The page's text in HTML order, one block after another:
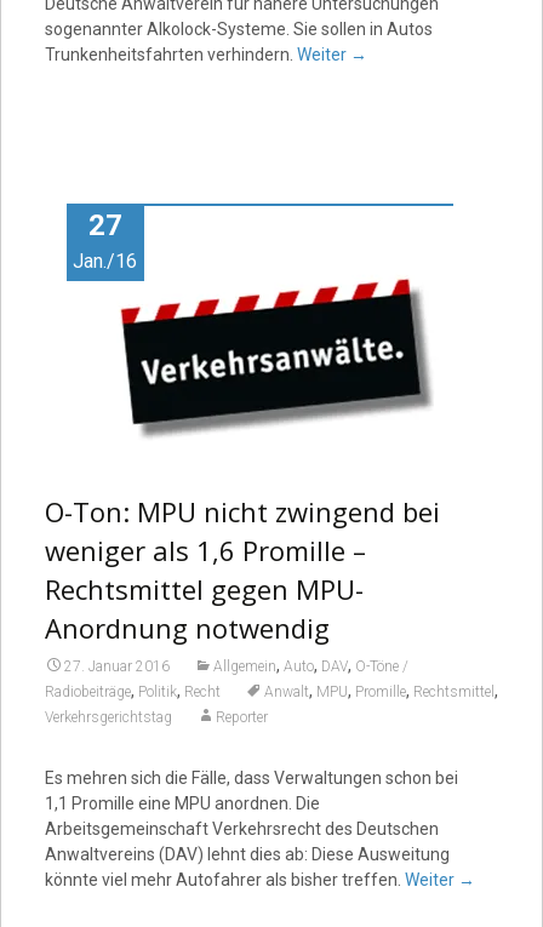
sogenannter Alkolock-Systeme. Sie sollen in Autos
Trunkenheitsfahrten verhindern. Weiter →
27
Jan./16
O-Ton: MPU nicht zwingend bei
weniger als 1,6 Promille –
Rechtsmittel gegen MPU-
Anordnung notwendig
27. Januar 2016 Allgemein, Auto, DAV, O-Töne /
Radiobeiträge, Politik, Recht Anwalt, MPU, Promille, Rechtsmittel ,
Verkehrsgerichtstag Reporter
Es mehren sich die Fälle, dass Verwaltungen schon bei
1,1 Promille eine MPU anordnen. Die
Arbeitsgemeinschaft Verkehrsrecht des Deutschen
Anwaltvereins (DAV) lehnt dies ab: Diese Ausweitung
könnte viel mehr Autofahrer als bisher treffen. Weiter →